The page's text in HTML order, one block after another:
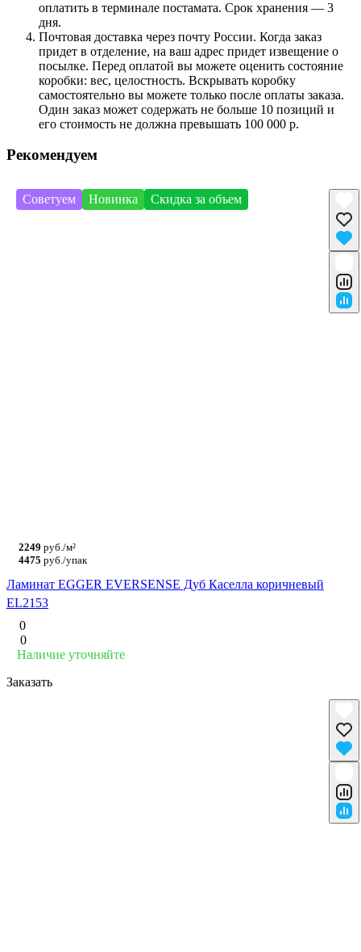
оплатить в терминале постамата. Срок хранения — 3
дня.
Почтовая доставка через почту России. Когда заказ
придет в отделение, на ваш адрес придет извещение о
посылке. Перед оплатой вы можете оценить состояние
коробки: вес, целостность. Вскрывать коробку
самостоятельно вы можете только после оплаты заказа.
Один заказ может содержать не больше 10 позиций и
его стоимость не должна превышать 100 000 р.
Рекомендуем
Советуем Новинка Скидка за объем
2249 руб./м²
4475 руб./упак
Ламинат EGGER EVERSENSE Дуб Каселла коричневый
EL2153
0
0
Наличие уточняйте
Заказать